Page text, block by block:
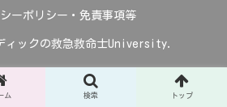
ーポリシー・免責事項等
ィックの救急救命士University.
ム 検索 トップ